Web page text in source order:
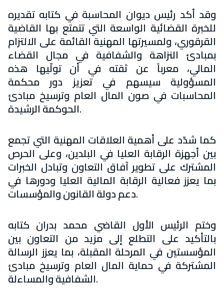
وقد أكد رئيس ديوان المحاسبة في كتابه تقديره
للخبرة القضائية الواسعة التي تتمتع بها القاضية
القرقوري، ولمسيرتها المهنية القائمة على الالتزام
بمبادئ النزاهة والشفافية في مجال القضاء
المالي، معرباً عن ثقته في أن تولّيها هذه
المسؤولية سيسهم في تعزيز دور محكمة
المحاسبات في صون المال العام وترسيخ مبادئ
الحوكمة الرشيدة.
كما شدّد على أهمية العلاقات المهنية التي تجمع
بين أجهزة الرقابة العليا في البلدين، وعلى الحرص
المشترك على تطوير آفاق التعاون وتبادل الخبرات
بما يعزز فعالية الرقابة المالية العليا ودورها في
دعم دولة القانون والمؤسسات.
وختم الرئيس الأول القاضي محمد بدران كتابه
بالتأكيد على التطلع إلى مزيد من التعاون بين
المؤسستين في المرحلة المقبلة، بما يعزز الرسالة
المشتركة في حماية المال العام وترسيخ مبادئ
الشفافية والمساءلة.